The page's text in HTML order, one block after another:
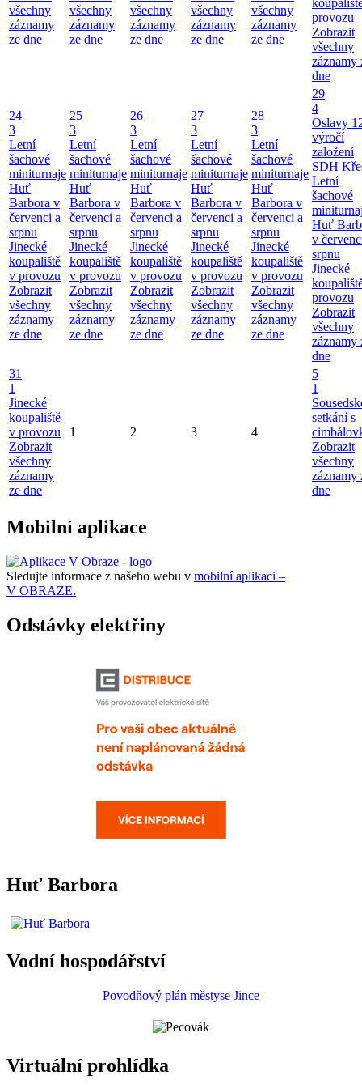
všechny
záznamy
ze dne
všechny
záznamy
ze dne
všechny
záznamy
ze dne
všechny
záznamy
ze dne
všechny
záznamy
ze dne
provozu
Zobrazit
všechny
záznamy
dne
24
3
Letní
šachové
miniturnaje
Huť
Barbora v
červenci a
srpnu
Jinecké
koupaliště
v provozu
Zobrazit
všechny
záznamy
ze dne
25
3
Letní
šachové
miniturnaje
Huť
Barbora v
červenci a
srpnu
Jinecké
koupaliště
v provozu
Zobrazit
všechny
záznamy
ze dne
26
3
Letní
šachové
miniturnaje
Huť
Barbora v
červenci a
srpnu
Jinecké
koupaliště
v provozu
Zobrazit
všechny
záznamy
ze dne
27
3
Letní
šachové
miniturnaje
Huť
Barbora v
červenci a
srpnu
Jinecké
koupaliště
v provozu
Zobrazit
všechny
záznamy
ze dne
28
3
Letní
šachové
miniturnaje
Huť
Barbora v
červenci a
srpnu
Jinecké
koupaliště
v provozu
Zobrazit
všechny
záznamy
ze dne
29
4
Oslavy
výročí
založení
SDH
Letní
šachové
Huť
v
srpnu
Jinecké
provozu
Zobrazit
všechny
záznamy
dne
31
1
Jinecké
koupaliště
v provozu
Zobrazit
všechny
záznamy
ze dne
1 2 3 4
5
1
setkání s
Zobrazit
všechny
záznamy
dne
Mobilní aplikace
Sledujte informace z našeho webu v mobilní aplikaci –
V OBRAZE.
Odstávky elektřiny
Huť Barbora
Vodní hospodářství
Povodňový plán městyse Jince
Virtuální prohlídka